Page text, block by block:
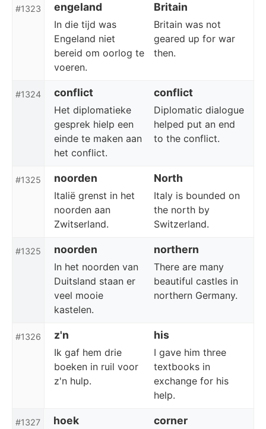
#1323 engeland Britain
In die tijd was
Engeland niet
bereid om oorlog te
voeren.
Britain was not
geared up for war
then.
#1324 conflict conflict
Het diplomatieke
gesprek hielp een
einde te maken aan
het conflict.
Diplomatic dialogue
helped put an end
to the conflict.
#1325 noorden North
Italië grenst in het
noorden aan
Zwitserland.
Italy is bounded on
the north by
Switzerland.
#1325 noorden northern
In het noorden van
Duitsland staan er
veel mooie
kastelen.
There are many
beautiful castles in
northern Germany.
#1326 z'n his
Ik gaf hem drie
boeken in ruil voor
z'n hulp.
I gave him three
textbooks in
exchange for his
help.
#1327 hoek corner